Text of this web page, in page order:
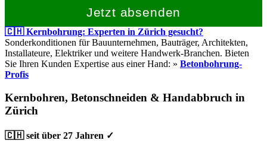
Jetzt absenden
🇨🇭 Kernbohrung: Experten in Zürich gesucht?
Sonderkonditionen für Bauunternehmen, Bauträger, Architekten,
Installateure, Elektriker und weitere Handwerk-Branchen. Bieten
Sie Ihren Kunden Expertise aus einer Hand: » Betonbohrung-
Profis
Kernbohren, Betonschneiden & Handabbruch in
Zürich
🇨🇭 seit über 27 Jahren ✓